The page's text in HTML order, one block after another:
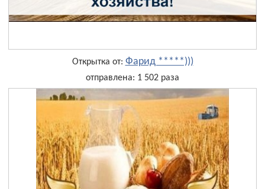
Открытка от: Фарид *****)))
отправлена: 1 502 раза